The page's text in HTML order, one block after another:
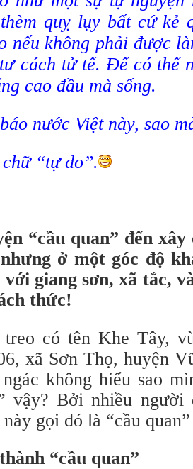
quỵ lụy bất cứ kẻ
nếu không phải được
cách tử tế. Để có thể
cao đầu mà sống.
nước Việt này, sao
“tự do”.
“cầu quan” đến
ở một góc độ
giang sơn, xã tắc,
thức!
có tên Khe Tây,
xã Sơn Thọ, huyện
không hiểu sao
vậy? Bởi nhiều
gọi đó là “cầu quan”
“cầu quan”